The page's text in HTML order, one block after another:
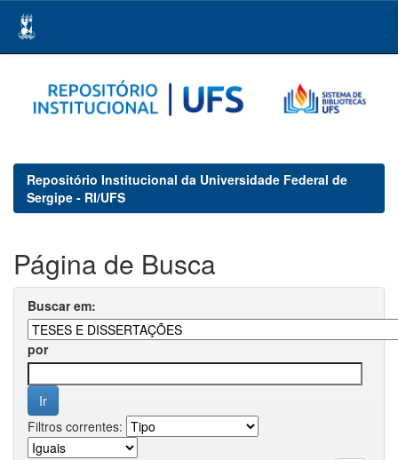
navigation
Repositório Institucional da Universidade Federal de
Sergipe - RI/UFS
Página de Busca
Buscar em:
por
Filtros correntes: